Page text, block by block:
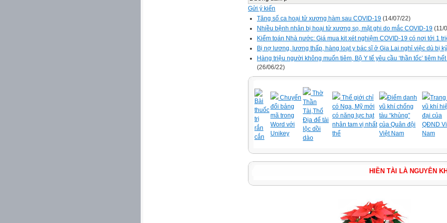
Gửi ý kiến
Tăng số ca hoại tử xương hàm sau COVID-19 (14/07/22)
Nhiều bệnh nhân bị hoại tử xương sọ, mặt ghi do mắc COVID-19 (11/
Kiểm toán Nhà nước: Giá mua kit xét nghiệm COVID-19 có nơi tới 1
Bị nợ lương, lương thấp, hàng loạt y bác sĩ ở Gia Lai nghỉ việc dù bị
Hàng triệu người không muốn tiêm, Bộ Y tế yêu cầu ‘thần tốc’ tiêm
(26/06/22)
Bài
thuốc
trị
rắn
cắn
Chuyển
đổi bảng
mã trong
Word với
Unikey
Thờ
Thần
Tài,Thổ
Địa để tài
lộc dồi
dào
Thế giới chỉ
có Nga, Mỹ mới
có năng lực hạt
nhân tam vị nhất
thể
Điểm danh
vũ khí chống
tàu “khủng”
của Quân đội
Việt Nam
Trang
vũ khí
đại của
QĐND
Nam
HIỀN TÀI LÀ